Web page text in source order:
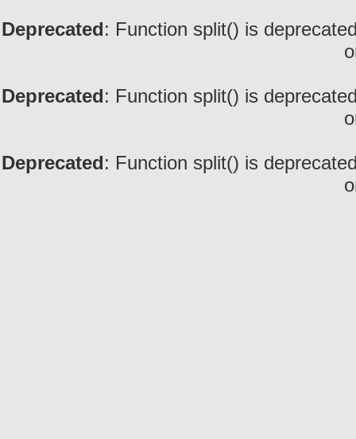
Deprecated: Function split() is
Deprecated: Function split() is
Deprecated: Function split() is